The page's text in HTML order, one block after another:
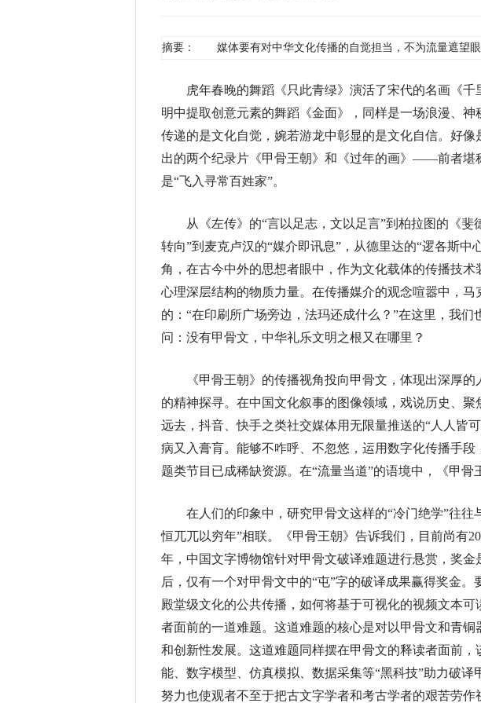
摘要： 媒体要有对中华文化传播的自觉担当，不为流量遮望眼
虎年春晚的舞蹈《只此青绿》演活了宋代的名画《千
明中提取创意元素的舞蹈《金面》，同样是一场浪漫、
传递的是文化自觉，婉若游龙中彰显的是文化自信。好
出的两个纪录片《甲骨王朝》和《过年的画》——前者堪
是“飞入寻常百姓家”。
从《左传》的“言以足志，文以足言”到柏拉图的《斐
转向”到麦克卢汉的“媒介即讯息”，从德里达的“逻各斯中
角，在古今中外的思想者眼中，作为文化载体的传播技
心理深层结构的物质力量。在传播媒介的观念喧嚣中，马
的：“在印刷所广场旁边，法玛还成什么？”在这里，我们
问：没有甲骨文，中华礼乐文明之根又在哪里？
《甲骨王朝》的传播视角投向甲骨文，体现出深厚的
的精神探寻。在中国文化叙事的图像领域，戏说历史、
远去，抖音、快手之类社交媒体用无限量推送的“人人皆
病又入膏肓。能够不咋呼、不忽悠，运用数字化传播手
题类节目已成稀缺资源。在“流量当道”的语境中，《甲骨
在人们的印象中，研究甲骨文这样的“冷门绝学”往往
恒兀兀以穷年”相联。《甲骨王朝》告诉我们，目前尚有
年，中国文字博物馆针对甲骨文破译难题进行悬赏，奖
后，仅有一个对甲骨文中的“屯”字的破译成果赢得奖金
殿堂级文化的公共传播，如何将基于可视化的视频文本
者面前的一道难题。这道难题的核心是对以甲骨文和青
和创新性发展。这道难题同样摆在甲骨文的释读者面前
能、数字模型、仿真模拟、数据采集等“黑科技”助力破
努力也使观者不至于把古文字学者和考古学者的艰苦劳